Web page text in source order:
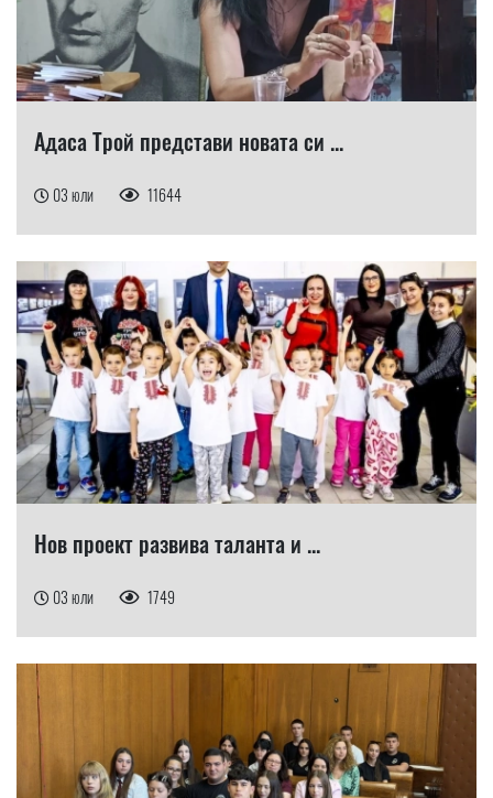
Адаса Трой представи новата си ...
03 юли 11644
Нов проект развива таланта и ...
03 юли 1749